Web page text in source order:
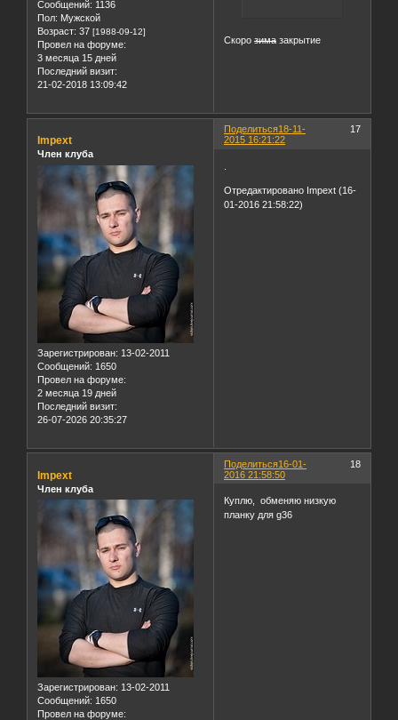
Сообщений: 1136
Пол: Мужской
Возраст: 37 [1988-09-12]
Провел на форуме:
3 месяца 15 дней
Последний визит:
21-02-2018 13:09:42
Скорозима закрытие
Поделиться 17
18-11-
2015 16:21:22
Impext
Член клуба
Зарегистрирован: 13-02-2011
Сообщений: 1650
Провел на форуме:
2 месяца 19 дней
Последний визит:
26-07-2026 20:35:27
Отредактировано Impext (16-
01-2016 21:58:22)
Поделиться 18
16-01-
2016 21:58:50
Impext
Член клуба
Зарегистрирован: 13-02-2011
Сообщений: 1650
Провел на форуме:
Куплю, обменяю низкую
планку для g36